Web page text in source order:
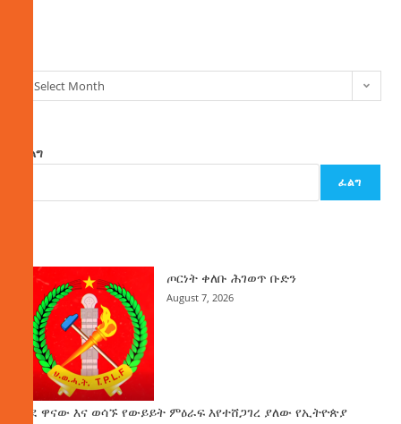
Select Month
ፈልግ
ፈልግ
ጦርነት ቀለቡ ሕገወጥ ቡድን
August 7, 2026
ወደ ዋናው እና ወሳኙ የውይይት ምዕራፍ እየተሸጋገረ ያለው የኢትዮጵያ